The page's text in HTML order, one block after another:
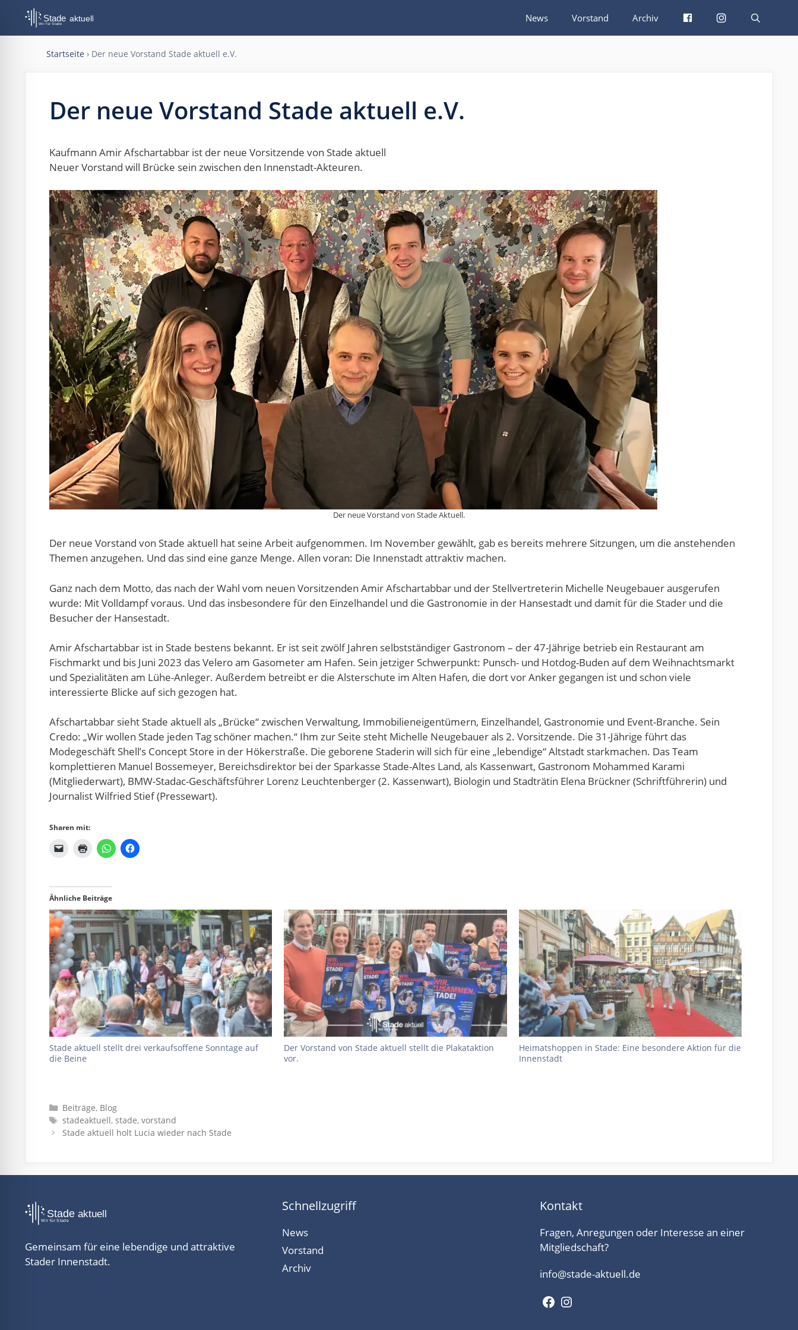
Inhalt
springen
News Vorstand Archiv FacebookInstagram
Startseite › Der neue Vorstand Stade aktuell e.V.
Der neue Vorstand Stade aktuell e.V.
Kaufmann Amir Afschartabbar ist der neue Vorsitzende von Stade aktuell
Neuer Vorstand will Brücke sein zwischen den Innenstadt-Akteuren.
Der neue Vorstand von Stade Aktuell.
Der neue Vorstand von Stade aktuell hat seine Arbeit aufgenommen. Im November gewählt, gab es bereits mehrere Sitzungen, um die anstehenden
Themen anzugehen. Und das sind eine ganze Menge. Allen voran: Die Innenstadt attraktiv machen.
Ganz nach dem Motto, das nach der Wahl vom neuen Vorsitzenden Amir Afschartabbar und der Stellvertreterin Michelle Neugebauer ausgerufen
wurde: Mit Volldampf voraus. Und das insbesondere für den Einzelhandel und die Gastronomie in der Hansestadt und damit für die Stader und die
Besucher der Hansestadt.
Amir Afschartabbar ist in Stade bestens bekannt. Er ist seit zwölf Jahren selbstständiger Gastronom – der 47-Jährige betrieb ein Restaurant am
Fischmarkt und bis Juni 2023 das Velero am Gasometer am Hafen. Sein jetziger Schwerpunkt: Punsch- und Hotdog-Buden auf dem Weihnachtsmarkt
und Spezialitäten am Lühe-Anleger. Außerdem betreibt er die Alsterschute im Alten Hafen, die dort vor Anker gegangen ist und schon viele
interessierte Blicke auf sich gezogen hat.
Afschartabbar sieht Stade aktuell als „Brücke“ zwischen Verwaltung, Immobilieneigentümern, Einzelhandel, Gastronomie und Event-Branche. Sein
Credo: „Wir wollen Stade jeden Tag schöner machen.“ Ihm zur Seite steht Michelle Neugebauer als 2. Vorsitzende. Die 31-Jährige führt das
Modegeschäft Shell’s Concept Store in der Hökerstraße. Die geborene Staderin will sich für eine „lebendige“ Altstadt starkmachen. Das Team
komplettieren Manuel Bossemeyer, Bereichsdirektor bei der Sparkasse Stade-Altes Land, als Kassenwart, Gastronom Mohammed Karami
(Mitgliederwart), BMW-Stadac-Geschäftsführer Lorenz Leuchtenberger (2. Kassenwart), Biologin und Stadträtin Elena Brückner (Schriftführerin) und
Journalist Wilfried Stief (Pressewart).
Sharen mit:
Ähnliche Beiträge
Stade aktuell stellt drei verkaufsoffene Sonntage auf
die Beine
Der Vorstand von Stade aktuell stellt die Plakataktion
vor.
Heimatshoppen in Stade: Eine besondere Aktion für die
Innenstadt
Kategorien
Beiträge, Blog
Schlagwörter
stadeaktuell, stade, vorstand
Stade aktuell holt Lucia wieder nach Stade
Gemeinsam für eine lebendige und attraktive
Stader Innenstadt.
Schnellzugriff
News
Vorstand
Archiv
Kontakt
Fragen, Anregungen oder Interesse an einer
Mitgliedschaft?
info@stade-aktuell.de
Facebook
Instagram